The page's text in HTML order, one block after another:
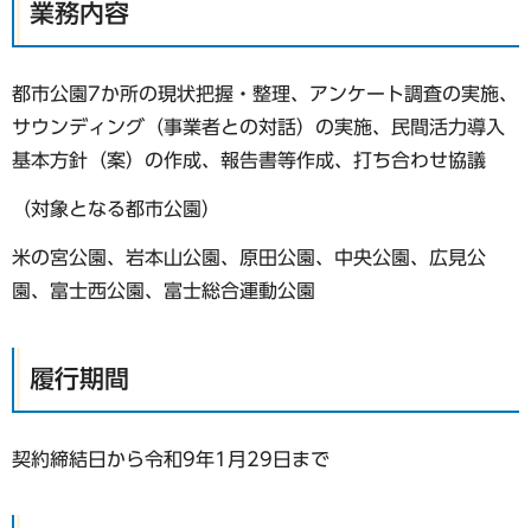
業務内容
都市公園7か所の現状把握・整理、アンケート調査の実施、
サウンディング（事業者との対話）の実施、民間活力導入
基本方針（案）の作成、報告書等作成、打ち合わせ協議
（対象となる都市公園）
米の宮公園、岩本山公園、原田公園、中央公園、広見公
園、富士西公園、富士総合運動公園
履行期間
契約締結日から令和9年1月29日まで